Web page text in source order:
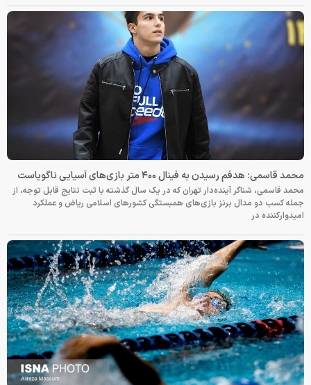
محمد قاسمی: هدفم رسیدن به فینال ۴۰۰ متر بازی‌های آسیایی ناگویاست
محمد قاسمی، شناگر آینده‌دار تهران که در یک سال گذشته با ثبت نتایج قابل توجه، از
جمله کسب دو مدال برنز بازی‌های همبستگی کشورهای اسلامی ریاض و عملکرد
امیدوارکننده در